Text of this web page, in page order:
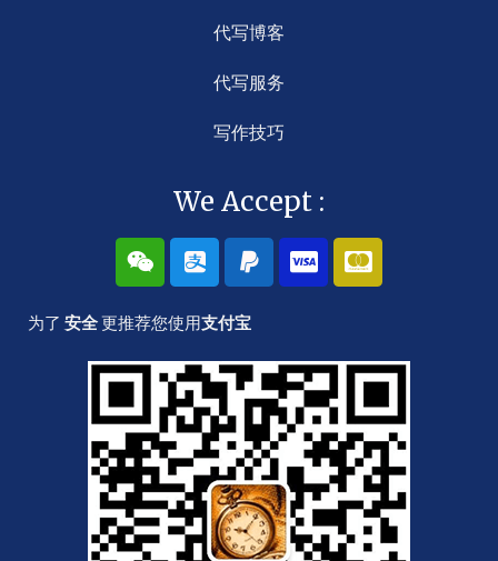
代写博客
代写服务
写作技巧
We Accept :
W
e
i
x
n
A
l
i
p
y
P
a
y
p
l
C
c
-
s
a
C
c
-
s
e
r
c
a
r
d
为了 安全更推荐您使用支付宝